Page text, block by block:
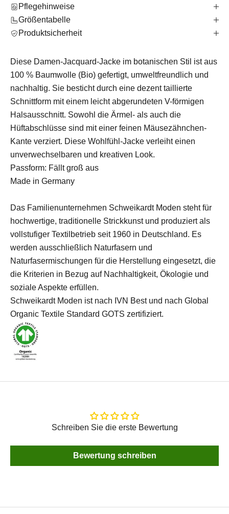
Pflegehinweise
Größentabelle
Produktsicherheit
Diese Damen-Jacquard-Jacke im botanischen Stil ist aus
100 % Baumwolle (Bio) gefertigt, umweltfreundlich und
nachhaltig. Sie besticht durch eine dezent taillierte
Schnittform mit einem leicht abgerundeten V-förmigen
Halsausschnitt. Sowohl die Ärmel- als auch die
Hüftabschlüsse sind mit einer feinen Mäusezähnchen-
Kante verziert. Diese Wohlfühl-Jacke verleiht einen
unverwechselbaren und kreativen Look.
Passform: Fällt groß aus
Made in Germany
Das Familienunternehmen Schweikardt Moden steht für
hochwertige, traditionelle Strickkunst und produziert als
vollstufiger Textilbetrieb seit 1960 in Deutschland. Es
werden ausschließlich Naturfasern und
Naturfasermischungen für die Herstellung eingesetzt, die
die Kriterien in Bezug auf Nachhaltigkeit, Ökologie und
soziale Aspekte erfüllen.
Schweikardt Moden ist nach IVN Best und nach Global
Organic Textile Standard GOTS zertifiziert.
Schreiben Sie die erste Bewertung
Bewertung schreiben